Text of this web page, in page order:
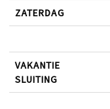
ZATERDAG
VAKANTIE
SLUITING